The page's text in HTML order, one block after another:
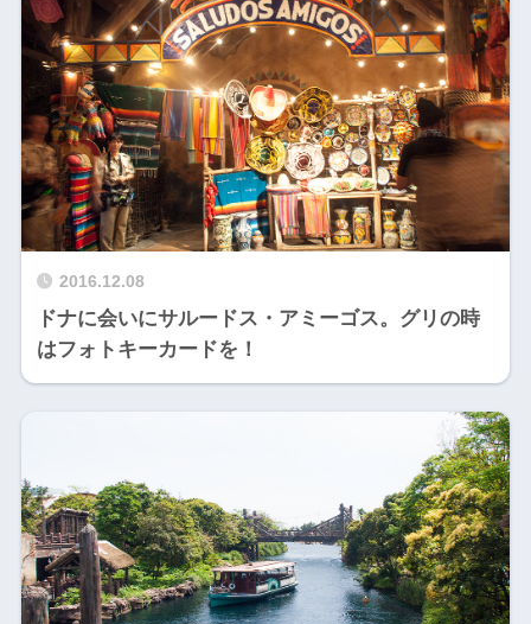
2016.12.08
ドナに会いにサルードス・アミーゴス。グリの時
はフォトキーカードを！